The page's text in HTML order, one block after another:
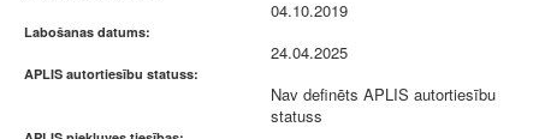
04.10.2019
Labošanas datums:
24.04.2025
APLIS autortiesību statuss:
Nav definēts APLIS autortiesību
statuss